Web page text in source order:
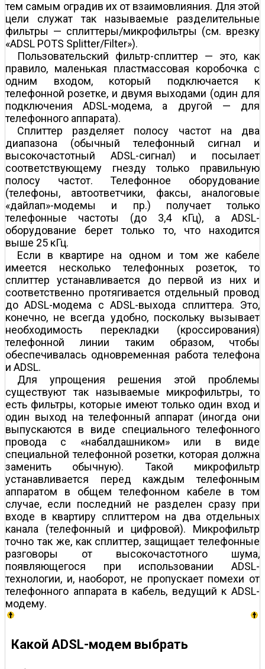
тем самым оградив их от взаимовлияния. Для этой
цели служат так называемые разделительные
фильтры — сплиттеры/микрофильтры (см. врезку
«ADSL POTS Splitter/Filter»).
Пользовательский фильтр-сплиттер — это, как
правило, маленькая пластмассовая коробочка с
одним входом, который подключается к
телефонной розетке, и двумя выходами (один для
подключения ADSL-модема, а другой — для
телефонного аппарата).
Сплиттер разделяет полосу частот на два
диапазона (обычный телефонный сигнал и
высокочастотный ADSL-сигнал) и посылает
соответствующему гнезду только правильную
полосу частот. Телефонное оборудование
(телефоны, автоответчики, факсы, аналоговые
«дайлап»-модемы и пр.) получает только
телефонные частоты (до 3,4 кГц), а ADSL-
оборудование берет только то, что находится
выше 25 кГц.
Если в квартире на одном и том же кабеле
имеется несколько телефонных розеток, то
сплиттер устанавливается до первой из них и
соответственно протягивается отдельный провод
до ADSL-модема с ADSL-выхода сплиттера. Это,
конечно, не всегда удобно, поскольку вызывает
необходимость перекладки (кроссирования)
телефонной линии таким образом, чтобы
обеспечивалась одновременная работа телефона
и ADSL.
Для упрощения решения этой проблемы
существуют так называемые микрофильтры, то
есть фильтры, которые имеют только один вход и
один выход на телефонный аппарат (иногда они
выпускаются в виде специального телефонного
провода с «набалдашником» или в виде
специальной телефонной розетки, которая должна
заменить обычную). Такой микрофильтр
устанавливается перед каждым телефонным
аппаратом в общем телефонном кабеле в том
случае, если последний не разделен сразу при
входе в квартиру сплиттером на два отдельных
канала (телефонный и цифровой). Микрофильтр
точно так же, как сплиттер, защищает телефонные
разговоры от высокочастотного шума,
появляющегося при использовании ADSL-
технологии, и, наоборот, не пропускает помехи от
телефонного аппарата в кабель, ведущий к ADSL-
модему.
Какой ADSL-модем выбрать